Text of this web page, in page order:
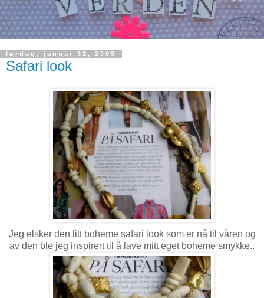
lørdag, januar 31, 2009
Safari look
Jeg elsker den litt boheme safari look som er nå til våren og
av den ble jeg inspirert til å lave mitt eget boheme smykke..